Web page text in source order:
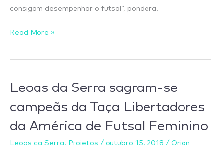
consigam desempenhar o futsal”, pondera.
Read More »
Leoas da Serra sagram-se
campeãs da Taça Libertadores
da América de Futsal Feminino
Leoas da Serra, Projetos / outubro 15, 2018 / Orion
Leoas
Serra
sagram-